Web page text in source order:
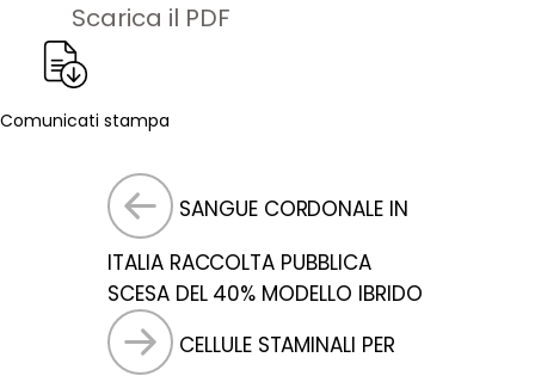
Scarica il PDF
Comunicati stampa
SANGUE CORDONALE IN
ITALIA RACCOLTA PUBBLICA
SCESA DEL 40% MODELLO IBRIDO
CELLULE STAMINALI PER